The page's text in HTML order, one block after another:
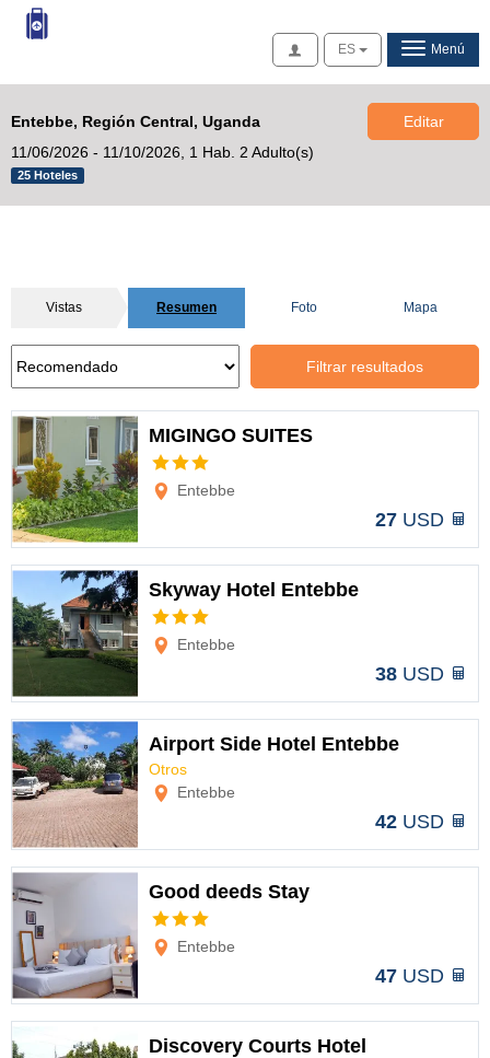
AccesoES Menú
Entebbe, Región Central, Uganda
11/06/2026 - 11/10/2026,
1 Hab. 2 Adulto(s)
25 Hoteles
Editar
Vistas Resumen Foto Mapa
Filtrar resultados
MIGINGO SUITES
Entebbe
27 USD
Skyway Hotel Entebbe
Entebbe
38 USD
Airport Side Hotel Entebbe
Otros
Entebbe
42 USD
Good deeds Stay
Entebbe
47 USD
Discovery Courts Hotel